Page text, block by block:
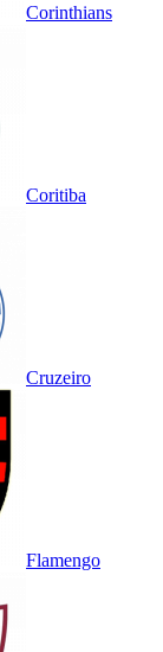
Corinthians
Coritiba
Cruzeiro
Flamengo